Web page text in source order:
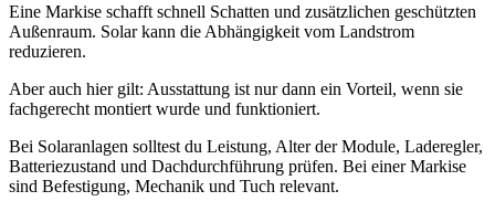
Eine Markise schafft schnell Schatten und zusätzlichen geschützten
Außenraum. Solar kann die Abhängigkeit vom Landstrom
reduzieren.
Aber auch hier gilt: Ausstattung ist nur dann ein Vorteil, wenn sie
fachgerecht montiert wurde und funktioniert.
Bei Solaranlagen solltest du Leistung, Alter der Module, Laderegler,
Batteriezustand und Dachdurchführung prüfen. Bei einer Markise
sind Befestigung, Mechanik und Tuch relevant.